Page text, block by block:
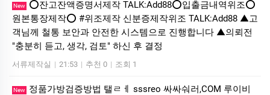
New
⭕️잔고잔액증명서제작 TALK:Add88⭕️입출금내역위조⭕️
원본통장제작⭕️ #위조제작 신분증제작위조 TALK:Add88 ▲고
객님께 철통 보안과 안전한 시스템으로 진행합니다 ▲의뢰전
"충분히 듣고, 생각, 검토" 하신 후 결정
서류제작실 | 21:53 | 추천 0 | 조회 1
New
정품가방검증방법 탤ㄹㅔ sssreo 싸싸숴러,COM 루이비